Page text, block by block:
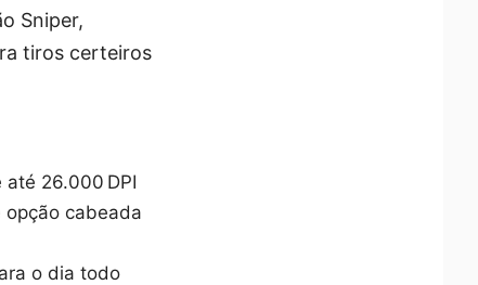
Sniper,
tiros certeiros
26.000 DPI
opção cabeada
o dia todo